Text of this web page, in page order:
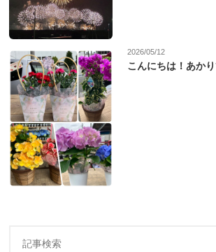
2026/05/12
こんにちは！あか